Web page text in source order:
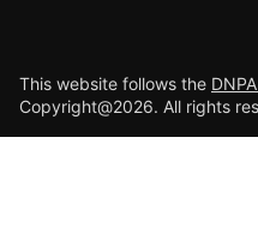
This website follows the
Copyright@2026. All rights